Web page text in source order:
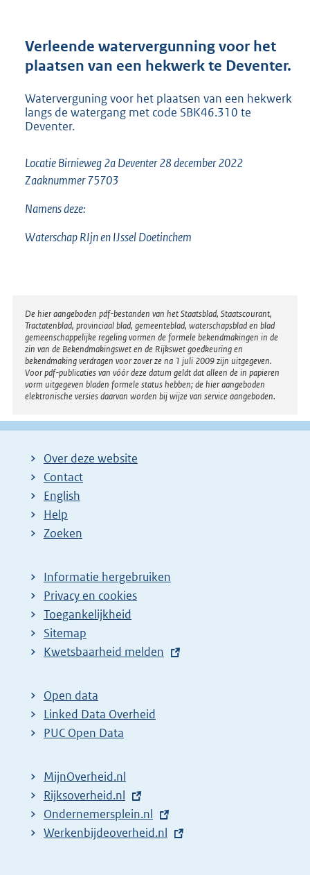
r
o
t
e
3
Verleende watervergunning voor het
plaatsen van een hekwerk te Deventer.
Waterverguning voor het plaatsen van een hekwerk
langs de watergang met code SBK46.310 te
Deventer.
Locatie Birnieweg 2a Deventer28 december 2022
Zaaknummer 75703
Namens deze:
Waterschap RIjn en IJssel Doetinchem
Disclaimer
De hier aangeboden pdf-bestanden van het Staatsblad, Staatscourant,
Tractatenblad, provinciaal blad, gemeenteblad, waterschapsblad en blad
gemeenschappelijke regeling vormen de formele bekendmakingen in de
zin van de Bekendmakingswet en de Rijkswet goedkeuring en
bekendmaking verdragen voor zover ze na 1 juli 2009 zijn uitgegeven.
Voor pdf-publicaties van vóór deze datum geldt dat alleen de in papieren
vorm uitgegeven bladen formele status hebben; de hier aangeboden
elektronische versies daarvan worden bij wijze van service aangeboden.
Over deze website
Contact
English
Help
Zoeken
Informatie hergebruiken
Privacy en cookies
Toegankelijkheid
Sitemap
E
t
e
r
l
i
n
k
Kwetsbaarheid melden
Open data
Linked Data Overheid
PUC Open Data
MijnOverheid.nl
E
x
t
Rijksoverheid.nl
E
x
Ondernemersplein.nl
E
Werkenbijdeoverheid.nl